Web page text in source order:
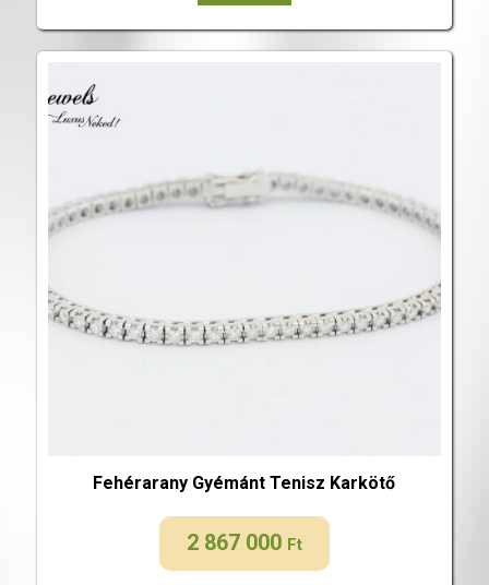
Fehérarany Gyémánt Tenisz Karkötő
2 867 000 Ft